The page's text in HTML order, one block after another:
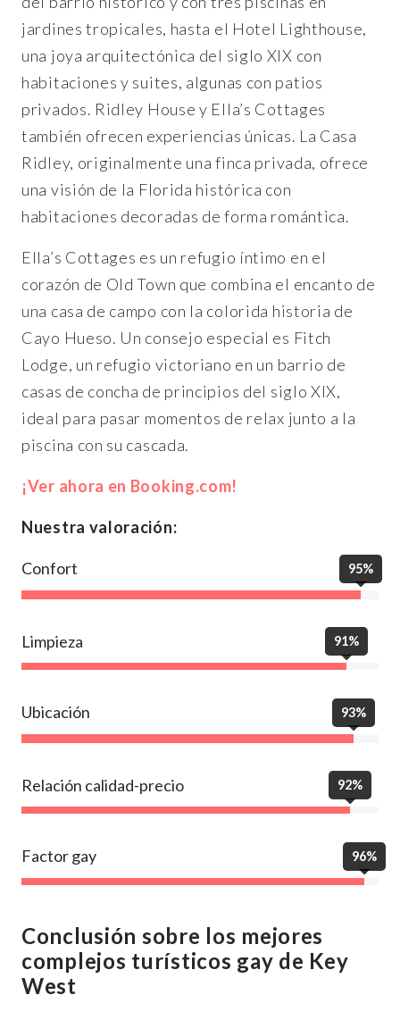
jardines tropicales, hasta el Hotel Lighthouse,
una joya arquitectónica del siglo XIX con
habitaciones y suites, algunas con patios
privados. Ridley House y Ella’s Cottages
también ofrecen experiencias únicas. La Casa
Ridley, originalmente una finca privada, ofrece
una visión de la Florida histórica con
habitaciones decoradas de forma romántica.
Ella’s Cottages es un refugio íntimo en el
corazón de Old Town que combina el encanto de
una casa de campo con la colorida historia de
Cayo Hueso. Un consejo especial es Fitch
Lodge, un refugio victoriano en un barrio de
casas de concha de principios del siglo XIX,
ideal para pasar momentos de relax junto a la
piscina con su cascada.
¡Ver ahora en Booking.com!
Nuestra valoración:
Confort 95%
Limpieza 91%
Ubicación 93%
Relación calidad-precio 92%
Factor gay 96%
Conclusión sobre los mejores
complejos turísticos gay de Key
West